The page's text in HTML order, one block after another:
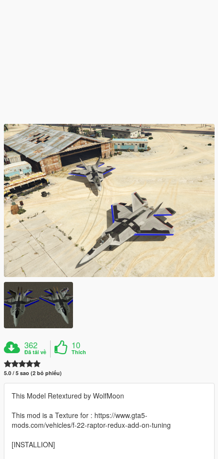
362
Đã tải về
10
Thích
5.0 / 5 sao (2 bỏ phiếu)
This Model Retextured by WolfMoon
This mod is a Texture for : https://www.gta5-
mods.com/vehicles/f-22-raptor-redux-add-on-tuning
[INSTALLION]